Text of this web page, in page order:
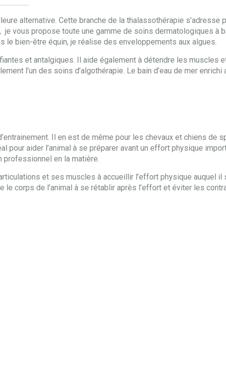
alternative. Cette branche de la thalassothérapie s’adresse
vous propose toute une gamme de soins dermatologiques à
le bien-être équin, je réalise des enveloppements aux algues.
et antalgiques. Il aide également à détendre les muscles
l’un des soins d’algothérapie. Le bain d’eau de mer enrichi
Il en est de même pour les chevaux et chiens de
pour aider l’animal à se préparer avant un effort physique
en la matière.
et ses muscles à accueillir l’effort physique auquel il
corps de l’animal à se rétablir après l’effort et éviter les